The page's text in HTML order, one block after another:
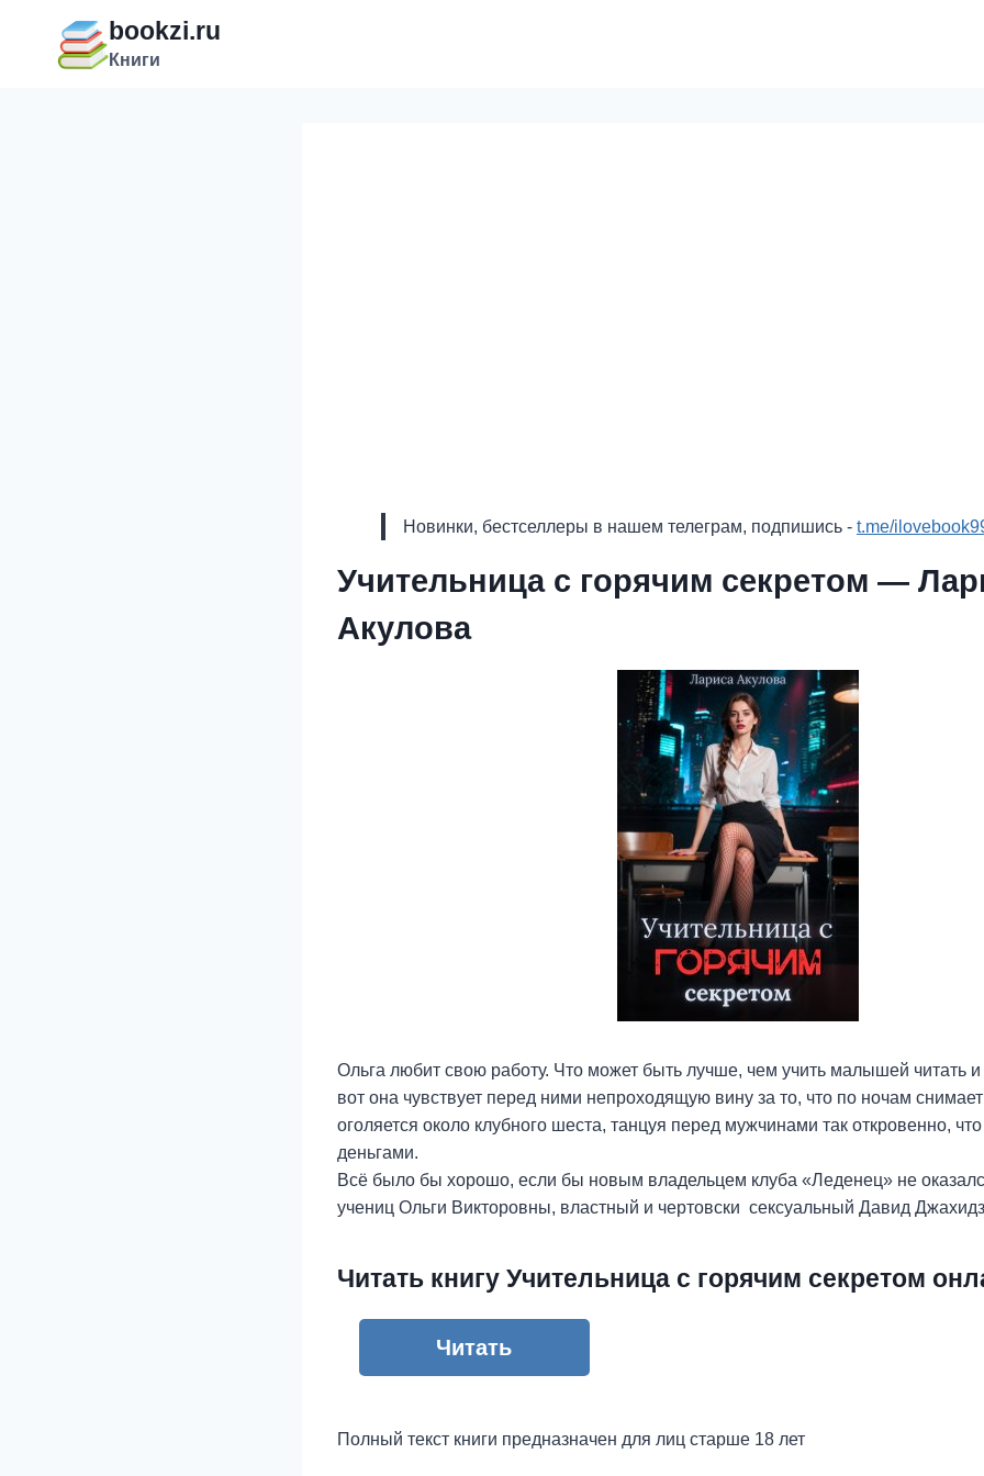
содержимому
bookzi.ru
Книги
Новинки, бестселлеры в нашем телеграм, подпишись - t.me/
Учительница с горячим секретом —
Акулова
Ольга любит свою работу. Что может быть лучше, чем учить малышей читать и
вот она чувствует перед ними непроходящую вину за то, что по ночам
оголяется около клубного шеста, танцуя перед мужчинами так откровенно,
деньгами.
Всё было бы хорошо, если бы новым владельцем клуба «Леденец» не
учениц Ольги Викторовны, властный и чертовски сексуальный Давид
Читать книгу Учительница с горячим секретом
Читать
Полный текст книги предназначен для лиц старше 18 лет